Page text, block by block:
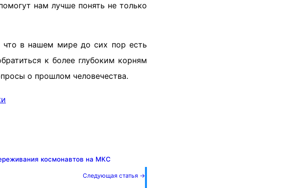
нам лучше понять не только
в нашем мире до сих пор есть
к более глубоким корням
о прошлом человечества.
космонавтов на МКС
Следующая статья →